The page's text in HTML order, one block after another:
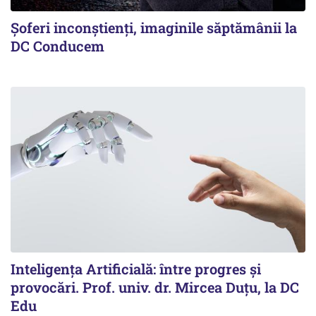
Şoferi inconştienţi, imaginile săptămânii la
DC Conducem
Inteligența Artificială: între progres și
provocări. Prof. univ. dr. Mircea Duțu, la DC
Edu